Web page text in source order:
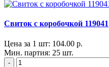
Свиток с коробочкой 119041
Цена за 1 шт: 104.00 р.
Мин. партия: 25 шт.
-